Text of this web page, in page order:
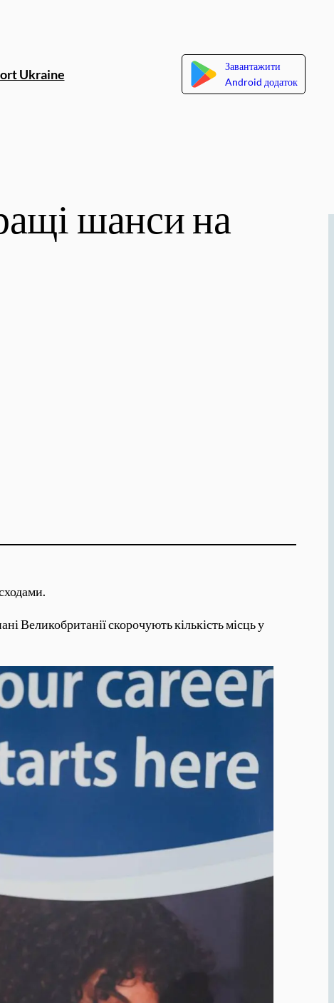
Ukraine
Завантажити
Android додаток
шанси на
Великобританії скорочують кількість місць у